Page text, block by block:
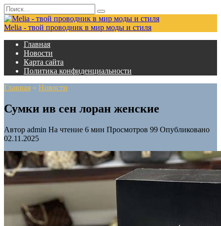
Перейти
к
содержанию
Search
for:
Melia - твой проводник в мир моды и стиля
Главная
Новости
Карта сайта
Политика конфиденциальности
Главная » Новости
Сумки ив сен лоран женские
Автор admin На чтение 6 мин Просмотров 99 Опубликовано
02.11.2025